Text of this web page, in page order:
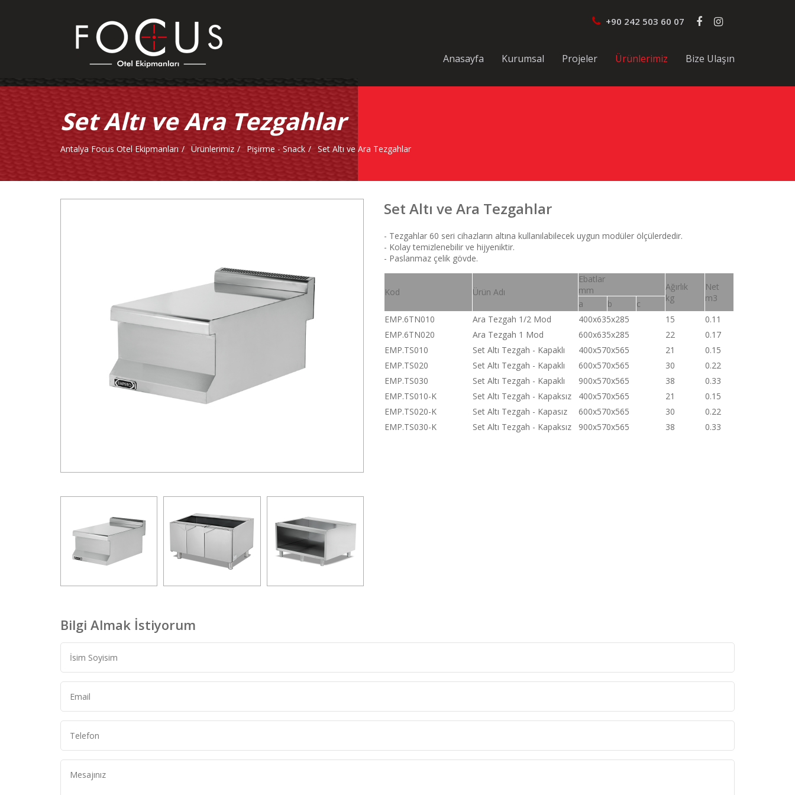
+90 242 503 60 07
Anasayfa Kurumsal Projeler Ürünlerimiz Bize Ulaşın
Set Altı ve Ara Tezgahlar
Antalya Focus Otel Ekipmanları Ürünlerimiz Pişirme - Snack Set Altı ve Ara Tezgahlar
Set Altı ve Ara Tezgahlar
- Tezgahlar 60 seri cihazların altına kullanılabilecek uygun modüler ölçülerdedir.
- Kolay temizlenebilir ve hijyeniktir.
- Paslanmaz çelik gövde.
Kod Ürün Adı
Ebatlar
mm
Ağırlık
kg
Net
m3
a b
c
EMP.6TN010
Ara Tezgah 1/2 Mod 400x635x285 15
0.11
EMP.6TN020
Ara Tezgah 1 Mod 600x635x285 22
0.17
EMP.TS010
Set Altı Tezgah - Kapaklı 400x570x565 21
0.15
EMP.TS020
Set Altı Tezgah - Kapaklı 600x570x565 30
0.22
EMP.TS030
Set Altı Tezgah - Kapaklı 900x570x565 38
0.33
EMP.TS010-K
Set Altı Tezgah - Kapaksız 400x570x565 21
0.15
EMP.TS020-K
Set Altı Tezgah - Kapasız 600x570x565 30
0.22
EMP.TS030-K
Set Altı Tezgah - Kapaksız 900x570x565 38 0.33
Bilgi Almak İstiyorum